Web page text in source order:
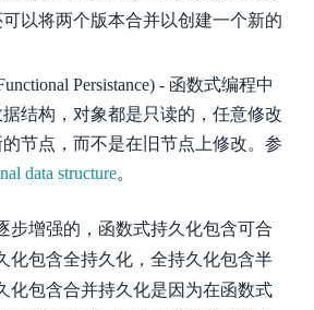
以将两个版本合并以创建一个新的
Persistance) - 函数式编程中
结构，对象都是只读的，任意修改
节点，而不是在旧节点上修改。参
data structure。
步增强的，函数式持久化包含可合
化包含全持久化，全持久化包含半
化包含合并持久化是因为在函数式